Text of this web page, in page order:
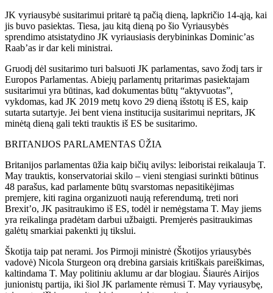
JK vyriausybė susitarimui pritarė tą pačią dieną, lapkričio 14-ąją, kai
jis buvo pasiektas. Tiesa, jau kitą dieną po šio Vyriausybės
sprendimo atsistatydino JK vyriausiasis derybininkas Dominic’as
Raab’as ir dar keli ministrai.
Gruodį dėl susitarimo turi balsuoti JK parlamentas, savo žodį tars ir
Europos Parlamentas. Abiejų parlamentų pritarimas pasiektajam
susitarimui yra būtinas, kad dokumentas būtų “aktyvuotas”,
vykdomas, kad JK 2019 metų kovo 29 dieną išstotų iš ES, kaip
sutarta sutartyje. Jei bent viena institucija susitarimui nepritars, JK
minėtą dieną gali tekti trauktis iš ES be susitarimo.
BRITANIJOS PARLAMENTAS ŪŽIA
Britanijos parlamentas ūžia kaip bičių avilys: leiboristai reikalauja T.
May trauktis, konservatoriai skilo – vieni stengiasi surinkti būtinus
48 parašus, kad parlamente būtų svarstomas nepasitikėjimas
premjere, kiti ragina organizuoti naują referendumą, treti nori
Brexit’o, JK pasitraukimo iš ES, todėl ir nemėgstama T. May jiems
yra reikalinga pradėtam darbui užbaigti. Premjerės pasitraukimas
galėtų smarkiai pakenkti jų tikslui.
Škotija taip pat nerami. Jos Pirmoji ministrė (Škotijos yriausybės
vadovė) Nicola Sturgeon orą drebina garsiais kritiškais pareiškimas,
kaltindama T. May politiniu aklumu ar dar blogiau. Šiaurės Airijos
junionistų partija, iki šiol JK parlamente rėmusi T. May vyriausybę,